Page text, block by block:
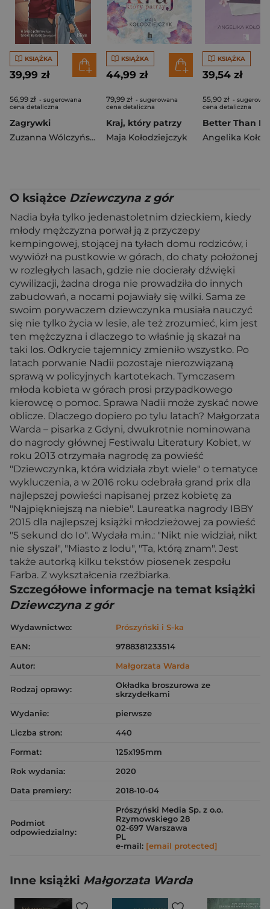
KSIĄŻKA
39,99 zł
56,99 zł - sugerowana
cena detaliczna
Zagrywki
Zuzanna Wólczyńska
KSIĄŻKA
44,99 zł
79,99 zł - sugerowana
cena detaliczna
Kraj, który patrzy
Maja Kołodziejczyk
KSIĄŻKA
39,54 zł
55,90 zł -
cena detaliczna
Better Than
Angelika
O książce Dziewczyna z gór
Nadia była tylko jedenastoletnim dzieckiem, kiedy
młody mężczyzna porwał ją z przyczepy
kempingowej, stojącej na tyłach domu rodziców, i
wywiózł na pustkowie w górach, do chaty położonej
w rozległych lasach, gdzie nie docierały dźwięki
cywilizacji, żadna droga nie prowadziła do innych
zabudowań, a nocami pojawiały się wilki. Sama ze
swoim porywaczem dziewczynka musiała nauczyć
się nie tylko życia w lesie, ale też zrozumieć, kim jest
ten mężczyzna i dlaczego to właśnie ją skazał na
taki los. Odkrycie tajemnicy zmieniło wszystko. Po
latach porwanie Nadii pozostaje nierozwiązaną
sprawą w policyjnych kartotekach. Tymczasem
młoda kobieta w górach prosi przypadkowego
kierowcę o pomoc. Sprawa Nadii może zyskać nowe
oblicze. Dlaczego dopiero po tylu latach? Małgorzata
Warda – pisarka z Gdyni, dwukrotnie nominowana
do nagrody głównej Festiwalu Literatury Kobiet, w
roku 2013 otrzymała nagrodę za powieść
"Dziewczynka, która widziała zbyt wiele" o tematyce
wykluczenia, a w 2016 roku odebrała grand prix dla
najlepszej powieści napisanej przez kobietę za
"Najpiękniejszą na niebie". Laureatka nagrody IBBY
2015 dla najlepszej książki młodzieżowej za powieść
"5 sekund do Io". Wydała m.in.: "Nikt nie widział, nikt
nie słyszał", "Miasto z lodu", "Ta, którą znam". Jest
także autorką kilku tekstów piosenek zespołu
Farba. Z wykształcenia rzeźbiarka.
Szczegółowe informacje na temat książki
Dziewczyna z gór
Wydawnictwo:
Prószyński i S-ka
EAN:
9788381233514
Autor:
Małgorzata Warda
Rodzaj oprawy:
Okładka broszurowa ze
skrzydełkami
Wydanie:
pierwsze
Liczba stron:
440
Format:
125x195mm
Rok wydania:
2020
Data premiery:
2018-10-04
Podmiot
odpowiedzialny:
Prószyński Media Sp. z o.o.
Rzymowskiego 28
02-697 Warszawa
PL
e-mail: [email protected]
Inne książki Małgorzata Warda